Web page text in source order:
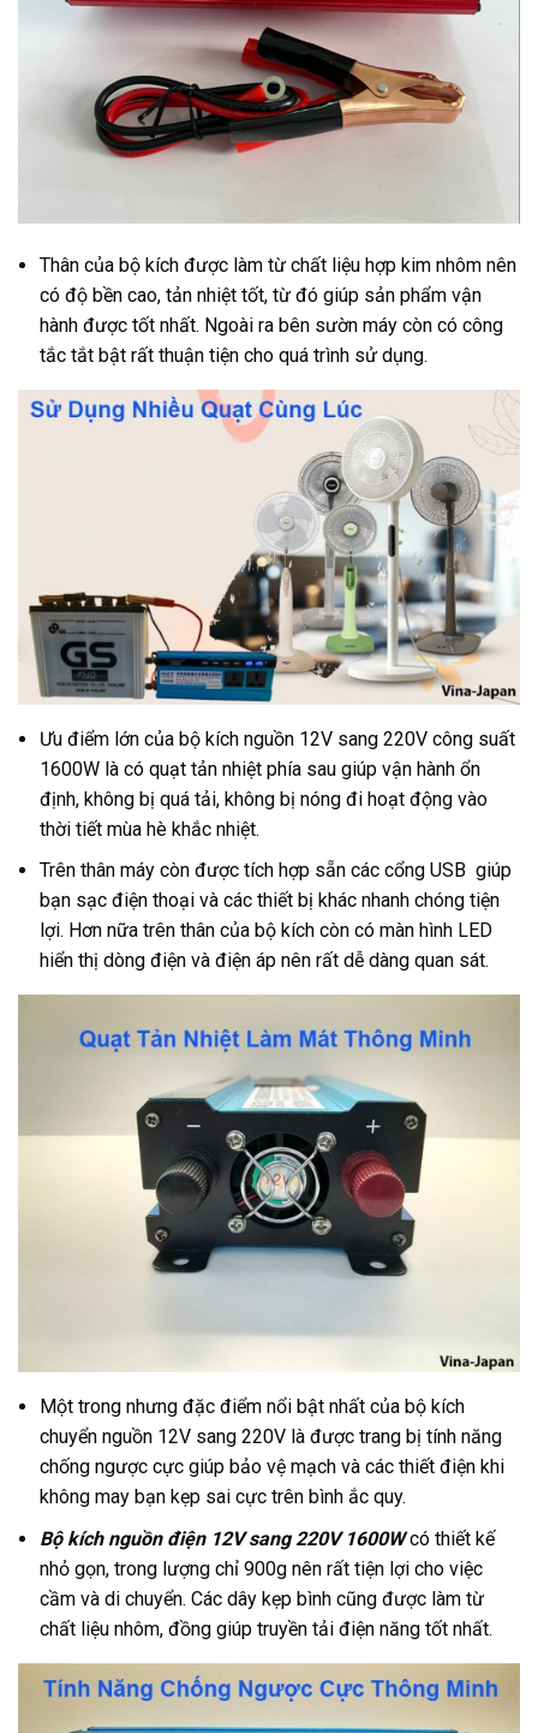
Thân của bộ kích được làm từ chất liệu hợp kim nhôm nên
có độ bền cao, tản nhiệt tốt, từ đó giúp sản phẩm vận
hành được tốt nhất. Ngoài ra bên sườn máy còn có công
tắc tắt bật rất thuận tiện cho quá trình sử dụng.
Ưu điểm lớn của bộ kích nguồn 12V sang 220V công suất
1600W là có quạt tản nhiệt phía sau giúp vận hành ổn
định, không bị quá tải, không bị nóng đi hoạt động vào
thời tiết mùa hè khắc nhiệt.
Trên thân máy còn được tích hợp sẵn các cổng USB giúp
bạn sạc điện thoại và các thiết bị khác nhanh chóng tiện
lợi. Hơn nữa trên thân của bộ kích còn có màn hình LED
hiển thị dòng điện và điện áp nên rất dễ dàng quan sát.
Một trong nhưng đặc điểm nổi bật nhất của bộ kích
chuyển nguồn 12V sang 220V là được trang bị tính năng
chống ngược cực giúp bảo vệ mạch và các thiết điện khi
không may bạn kẹp sai cực trên bình ắc quy.
Bộ kích nguồn điện 12V sang 220V 1600Wcó thiết kế
nhỏ gọn, trong lượng chỉ 900g nên rất tiện lợi cho việc
cầm và di chuyển. Các dây kẹp bình cũng được làm từ
chất liệu nhôm, đồng giúp truyền tải điện năng tốt nhất.